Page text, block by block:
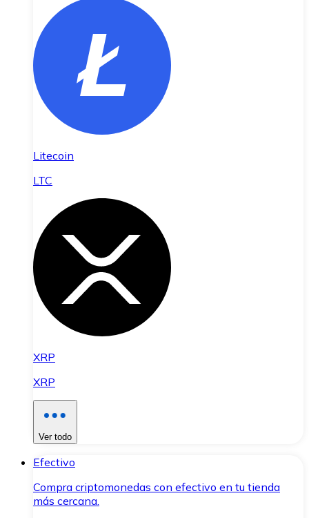
Litecoin
LTC
XRP
XRP
Ver todo
Efectivo
Compra criptomonedas con efectivo en tu tienda
más cercana.